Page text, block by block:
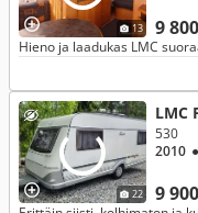
13 9
Hieno ja laadukas LMC
22
LMC
9
530
2010